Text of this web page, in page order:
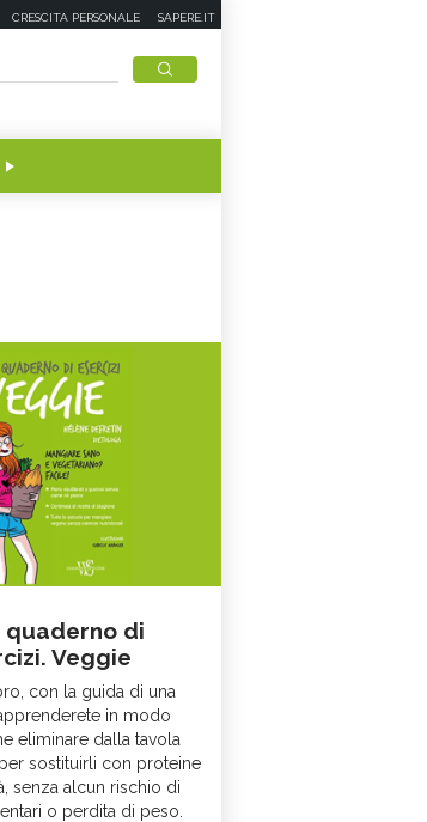
CRESCITA PERSONALE SAPERE.IT
quaderno di
Veggie
con la guida di una
in modo
eliminare dalla tavola
sostituirli con proteine
senza alcun rischio di
o perdita di peso.